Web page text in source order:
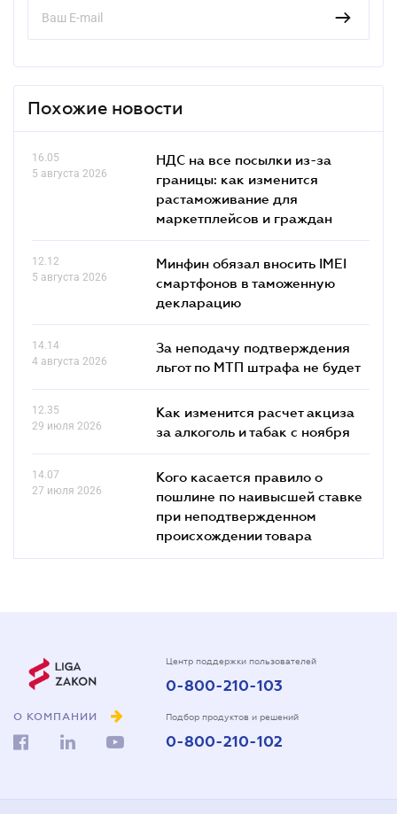
Похожие новости
16.05
5 августа 2026
НДС на все посылки из-за
границы: как изменится
растаможивание для
маркетплейсов и граждан
12.12
5 августа 2026
Минфин обязал вносить IMEI
смартфонов в таможенную
декларацию
14.14
4 августа 2026
За неподачу подтверждения
льгот по МТП штрафа не будет
12.35
29 июля 2026
Как изменится расчет акциза
за алкоголь и табак с ноября
14.07
27 июля 2026
Кого касается правило о
пошлине по наивысшей ставке
при неподтвержденном
происхождении товара
О КОМПАНИИ
Центр поддержки пользователей
0-800-210-103
Подбор продуктов и решений
0-800-210-102